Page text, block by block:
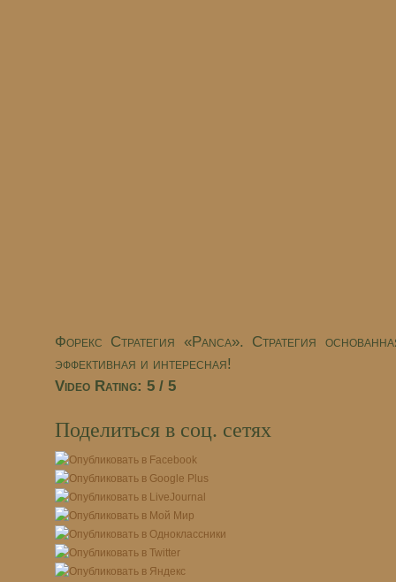
Форекс Стратегия «Panca». Стратегия
эффективная и интересная!
Video Rating: 5 / 5
Поделиться в соц. сетях